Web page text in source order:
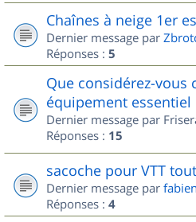
Chaînes à neige 1er
Dernier message par
Réponses : 5
Que considérez-vous
équipement essentiel
Dernier message par
Réponses : 15
sacoche pour VTT
Dernier message par
Réponses : 4